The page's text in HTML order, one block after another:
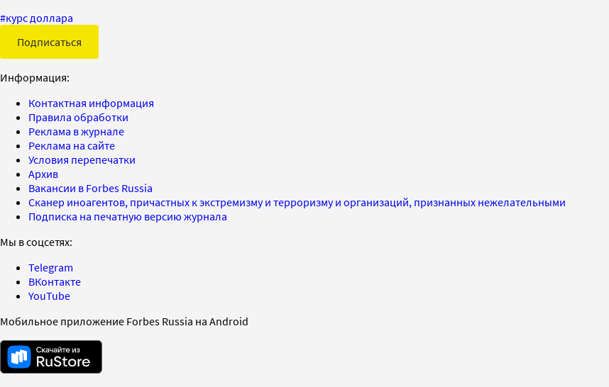
#курс доллара
Подписаться
Информация:
Контактная информация
Правила обработки
Реклама в журнале
Реклама на сайте
Условия перепечатки
Архив
Вакансии в Forbes Russia
Сканер иноагентов, причастных к экстремизму и терроризму и организаций, признанных нежелательными
Подписка на печатную версию журнала
Мы в соцсетях:
Telegram
ВКонтакте
YouTube
Мобильное приложение Forbes Russia на Android